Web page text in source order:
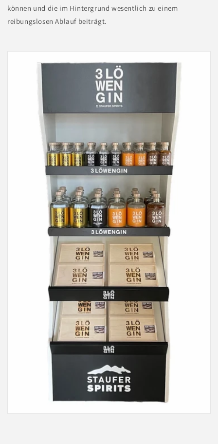
können und die im Hintergrund wesentlich zu einem
reibungslosen Ablauf beiträgt.